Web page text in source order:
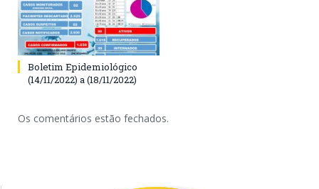
Boletim Epidemiológico
(14/11/2022) a (18/11/2022)
Os comentários estão fechados.